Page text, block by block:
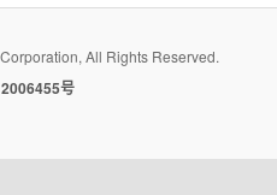
Corporation, All Rights Reserved.
号